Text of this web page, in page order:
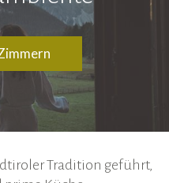
Tradition geführt,